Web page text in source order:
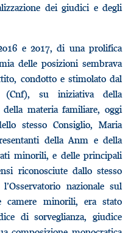
dei giudici e degli
e 2017, di una prolifica
delle posizioni sembrava
condotto e stimolato dal
(Cnf), su iniziativa della
materia familiare, oggi
stesso Consiglio, Maria
della Anm e della
minorili, e delle principali
riconosciute dallo stesso
nazionale sul
minorili, era stato
di sorveglianza, giudice